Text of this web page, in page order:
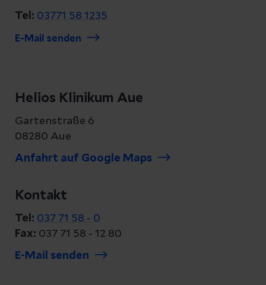
Tel: 03771 58 1235
E-Mail senden
Helios Klinikum Aue
Gartenstraße 6
08280 Aue
Anfahrt auf Google Maps
Kontakt
Tel: 037 71 58 - 0
Fax: 037 71 58 - 12 80
E-Mail senden